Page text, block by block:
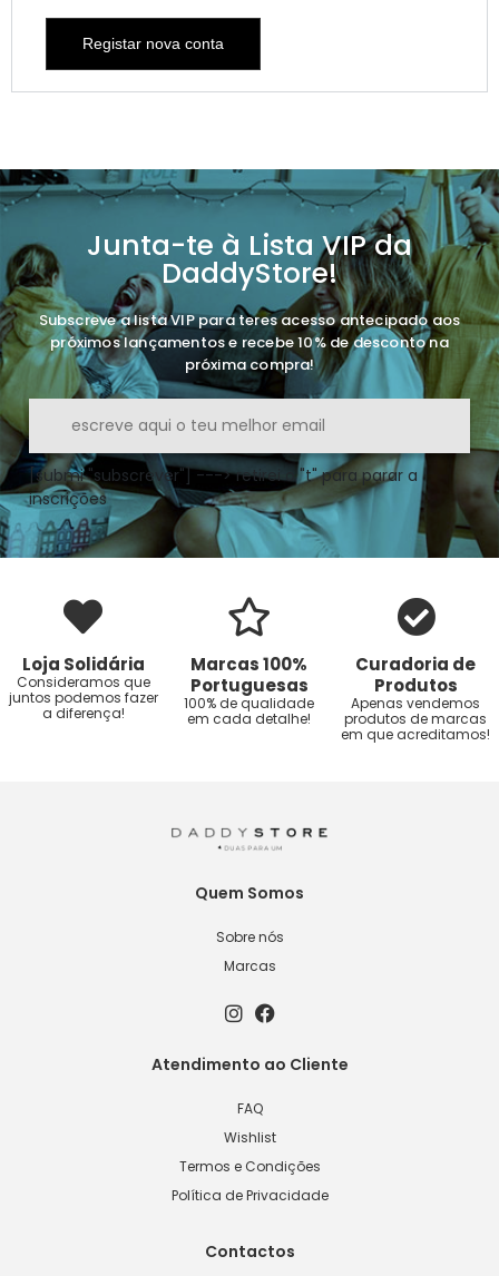
Registar nova conta
Junta-te à Lista VIP da
DaddyStore!
Subscreve a lista VIP para teres acesso antecipado aos
próximos lançamentos e recebe 10% de desconto na
próxima compra!
[submi "subscrever"] ---> retirei o "t" para parar a
inscrições
Loja Solidária
Consideramos que
juntos podemos fazer
a diferença!
Marcas 100%
Portuguesas
100% de qualidade
em cada detalhe!
Curadoria de
Produtos
Apenas vendemos
produtos de marcas
em que acreditamos!
Quem Somos
Sobre nós
Marcas
Atendimento ao Cliente
FAQ
Wishlist
Termos e Condições
Política de Privacidade
Contactos